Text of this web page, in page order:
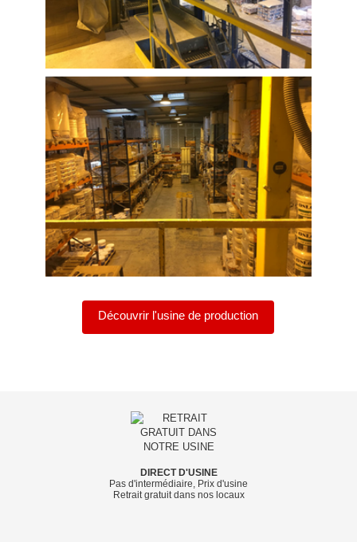
Découvrir l'usine de production
DIRECT D'USINE
Pas d'intermédiaire, Prix d'usine
Retrait gratuit dans nos locaux